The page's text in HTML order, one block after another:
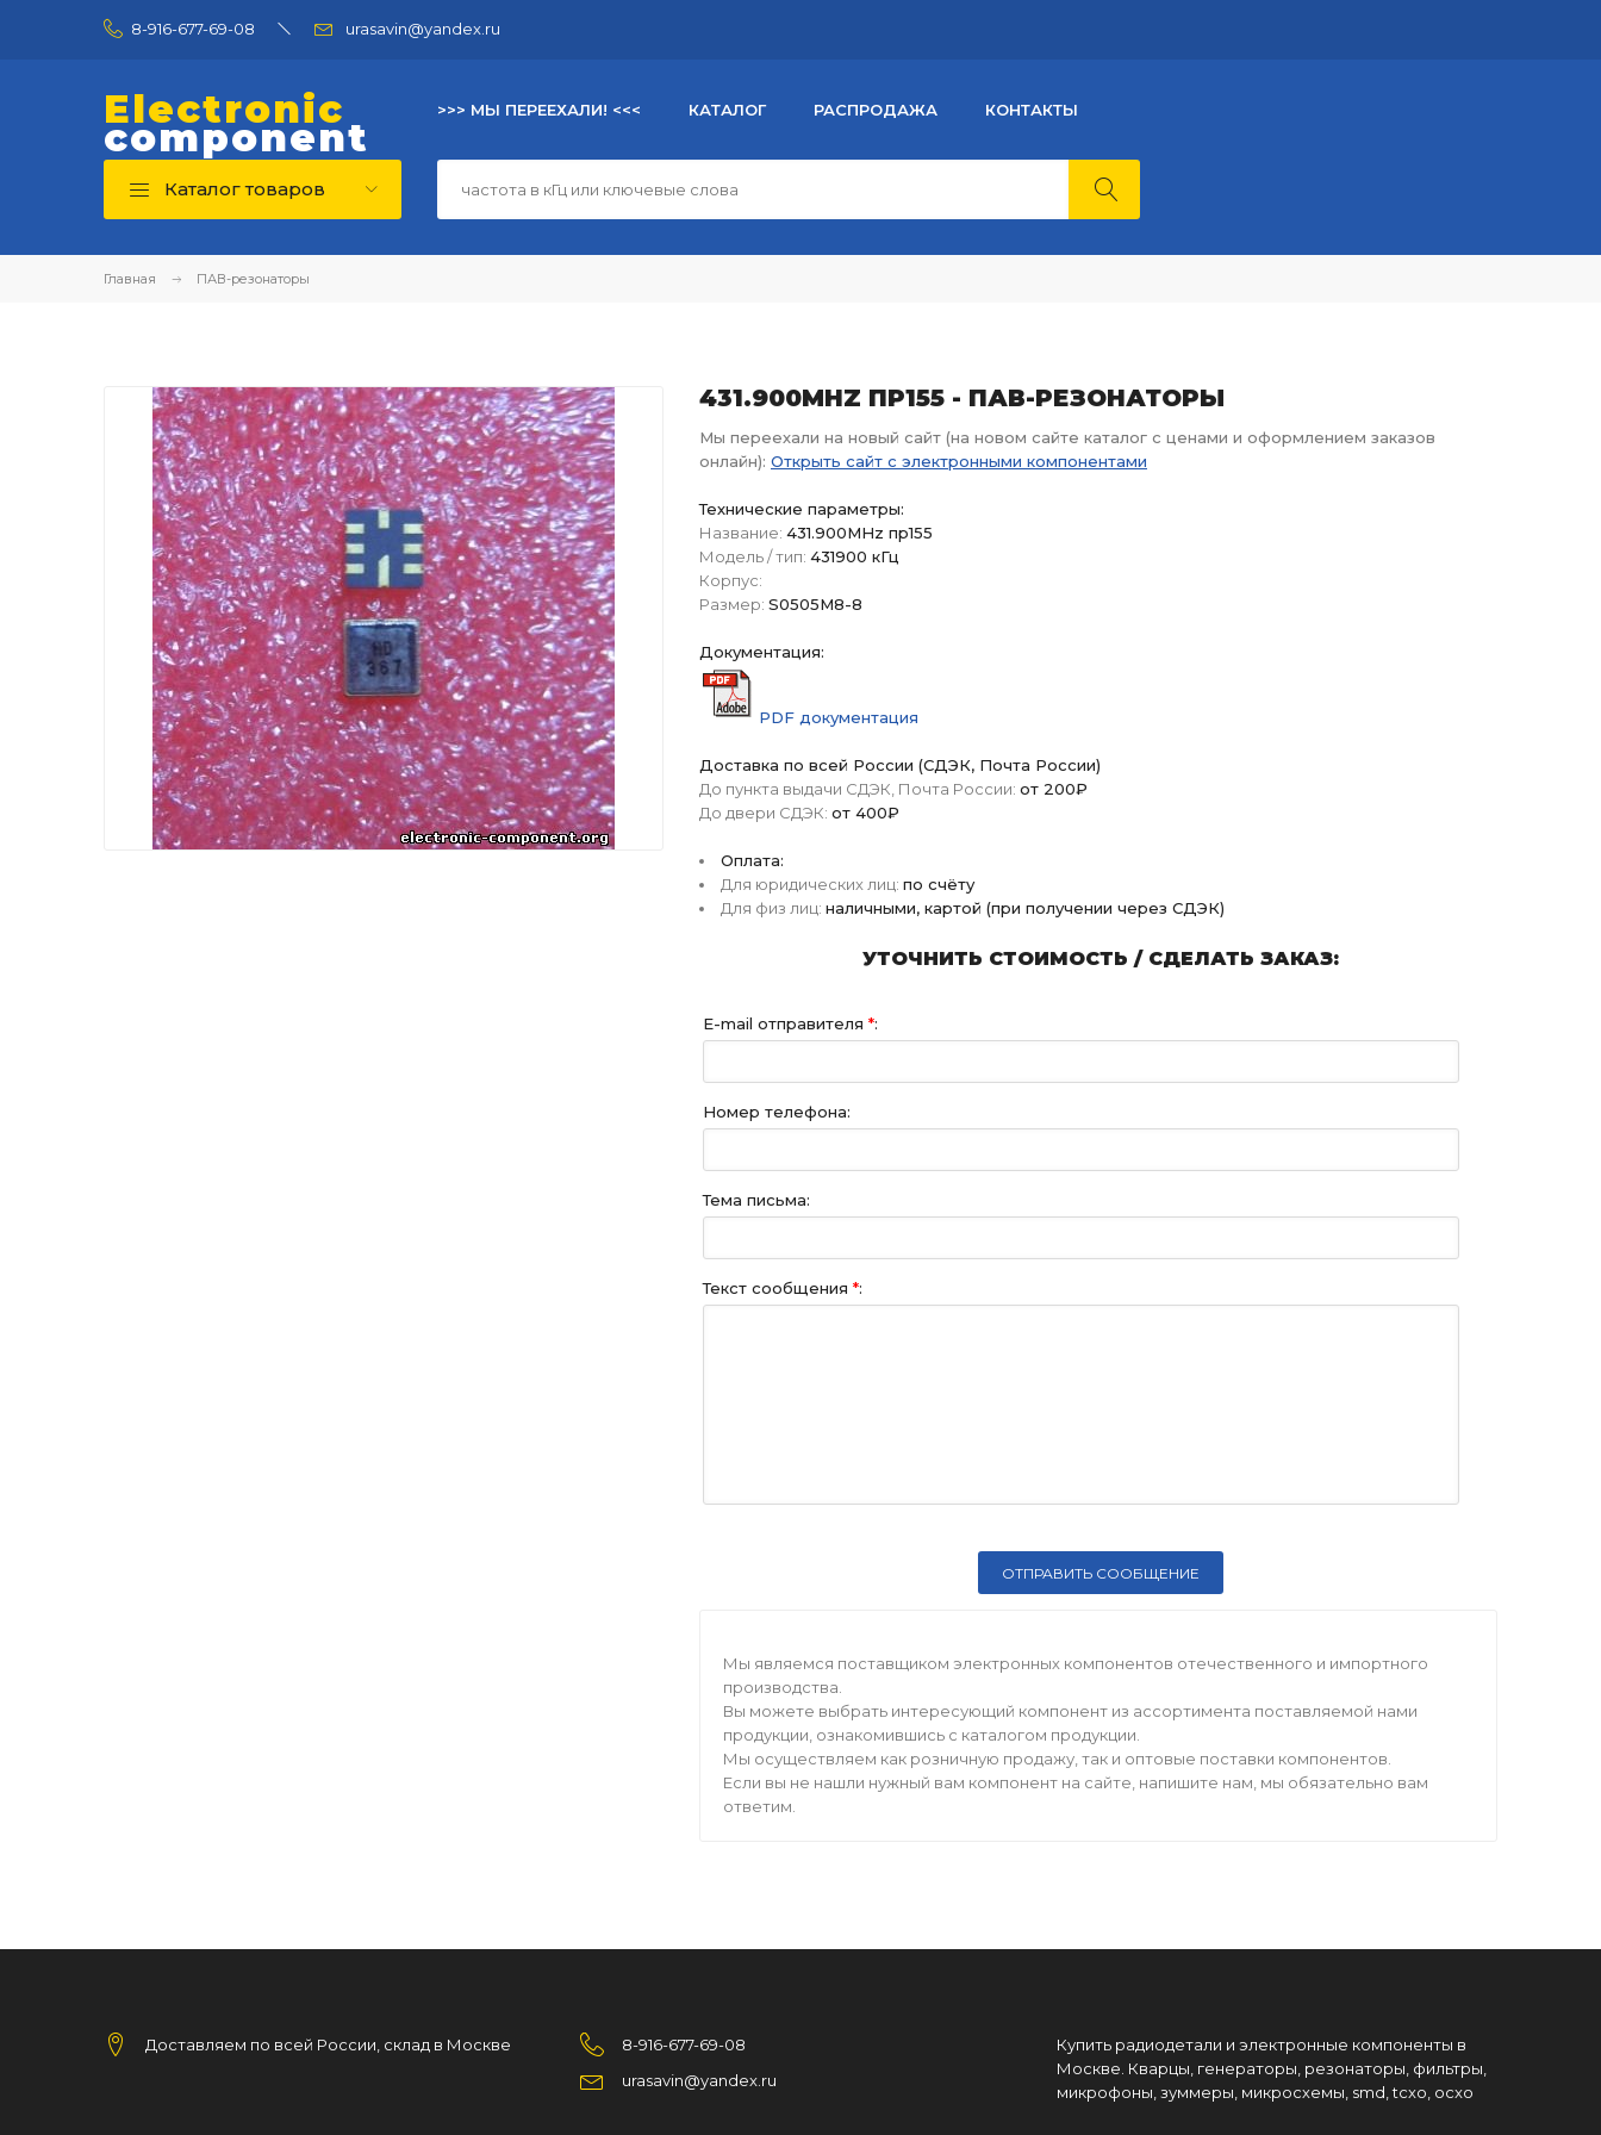
8-916-677-69-08 urasavin@yandex.ru
Electronic
component
>>> МЫ ПЕРЕЕХАЛИ! <<< КАТАЛОГ РАСПРОДАЖА КОНТАКТЫ
Каталог товаров
Главная ПАВ-резонаторы
431.900MHZ ПР155 - ПАВ-РЕЗОНАТОРЫ
Мы переехали на новый сайт (на новом сайте каталог с ценами и оформлением заказов
онлайн): Открыть сайт с электронными компонентами
Технические параметры:
Название: 431.900MHz пр155
Модель / тип: 431900 кГц
Корпус:
Размер: S0505M8-8
Документация:
PDF документация
Доставка по всей России (СДЭК, Почта России)
До пункта выдачи СДЭК, Почта России: от 200₽
До двери СДЭК: от 400₽
Оплата:
Для юридических лиц: по счёту
Для физ лиц: наличными, картой (при получении через СДЭК)
УТОЧНИТЬ СТОИМОСТЬ / СДЕЛАТЬ ЗАКАЗ:
E-mail отправителя *:
Номер телефона:
Тема письма:
Текст сообщения *:
Мы являемся поставщиком электронных компонентов отечественного и импортного
производства.
Вы можете выбрать интересующий компонент из ассортимента поставляемой нами
продукции, ознакомившись с каталогом продукции.
Мы осуществляем как розничную продажу, так и оптовые поставки компонентов.
Если вы не нашли нужный вам компонент на сайте, напишите нам, мы обязательно вам
ответим.
Доставляем по всей России, склад в Москве
8-916-677-69-08
urasavin@yandex.ru
Купить радиодетали и электронные компоненты в
Москве. Кварцы, генераторы, резонаторы, фильтры,
микрофоны, зуммеры, микросхемы, smd, tcxo, ocxo